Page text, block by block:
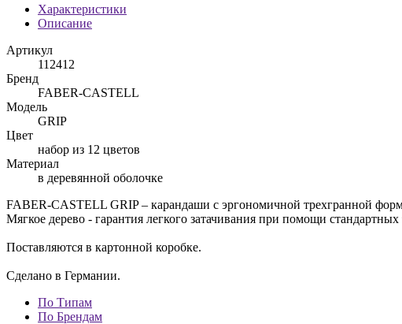
Характеристики
Описание
Артикул
112412
Бренд
FABER-CASTELL
Модель
GRIP
Цвет
набор из 12 цветов
Материал
в деревянной оболочке
FABER-CASTELL GRIP – карандаши с эргономичной трехгранной
Мягкое дерево - гарантия легкого затачивания при помощи стандартных
Поставляются в картонной коробке.
Сделано в Германии.
По Типам
По Брендам